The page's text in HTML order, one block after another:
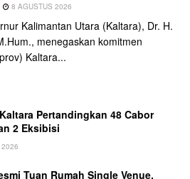
8 AGUSTUS 2026
Kalimantan Utara (Kaltara), Dr. H.
menegaskan komitmen
Kaltara...
Pertandingkan 48 Cabor
2 Eksibisi
Tuan Rumah Single Venue,